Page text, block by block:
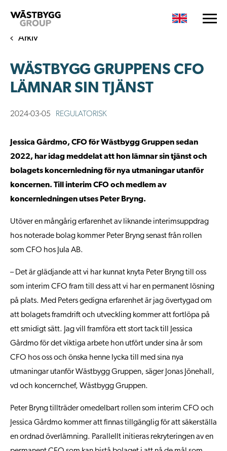
Arkiv
WÄSTBYGG GRUPPENS CFO
LÄMNAR SIN TJÄNST
2024-03-05 REGULATORISK
Jessica Gårdmo, CFO för Wästbygg Gruppen sedan
2022, har idag meddelat att hon lämnar sin tjänst och
bolagets koncernledning för nya utmaningar utanför
koncernen. Till interim CFO och medlem av
koncernledningen utses Peter Bryng.
Utöver en mångårig erfarenhet av liknande interimsuppdrag
hos noterade bolag kommer Peter Bryng senast från rollen
som CFO hos Jula AB.
– Det är glädjande att vi har kunnat knyta Peter Bryng till oss
som interim CFO fram till dess att vi har en permanent lösning
på plats. Med Peters gedigna erfarenhet är jag övertygad om
att bolagets framdrift och utveckling kommer att fortlöpa på
ett smidigt sätt. Jag vill framföra ett stort tack till Jessica
Gårdmo för det viktiga arbete hon utfört under sina år som
CFO hos oss och önska henne lycka till med sina nya
utmaningar utanför Wästbygg Gruppen, säger Jonas Jönehall,
vd och koncernchef, Wästbygg Gruppen.
Peter Bryng tillträder omedelbart rollen som interim CFO och
Jessica Gårdmo kommer att finnas tillgänglig för att säkerställa
en ordnad överlämning. Parallellt initieras rekryteringen av en